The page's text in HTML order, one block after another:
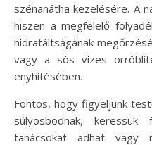
szénanátha kezelésére. A
hiszen a megfelelő
hidratáltságának
vagy a sós vizes
enyhítésében.
Fontos, hogy figyeljünk
súlyosbodnak,
tanácsokat adhat vagy